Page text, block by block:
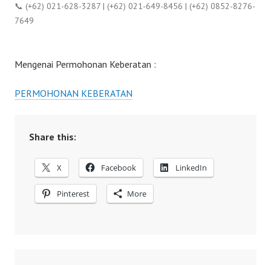
📞 (+62) 021-628-3287 | (+62) 021-649-8456 | (+62) 0852-8276-
7649
Mengenai Permohonan Keberatan :
PERMOHONAN KEBERATAN
Share this:
X Facebook LinkedIn
Pinterest More